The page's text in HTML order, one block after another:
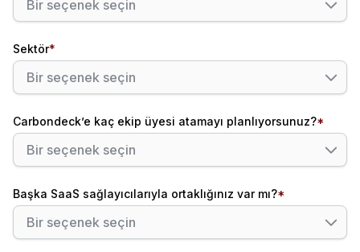
Sektör*
Carbondeck’e kaç ekip üyesi atamayı planlıyorsunuz?*
Başka SaaS sağlayıcılarıyla ortaklığınız var mı?*